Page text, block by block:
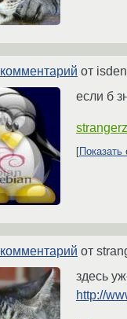
комментарий от isden
если б
strangerz
Показать
комментарий от
здесь
http://